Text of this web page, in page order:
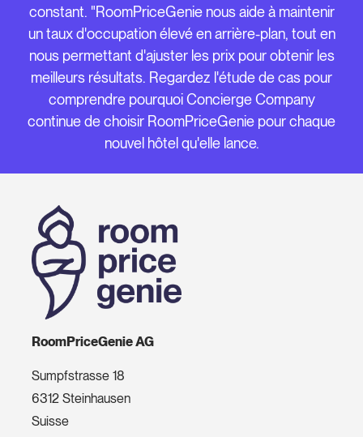
constant. "RoomPriceGenie nous aide à maintenir
un taux d'occupation élevé en arrière-plan, tout en
nous permettant d'ajuster les prix pour obtenir les
meilleurs résultats. Regardez l'étude de cas pour
comprendre pourquoi Concierge Company
continue de choisir RoomPriceGenie pour chaque
nouvel hôtel qu'elle lance.
RoomPriceGenie AG
Sumpfstrasse 18
6312 Steinhausen
Suisse